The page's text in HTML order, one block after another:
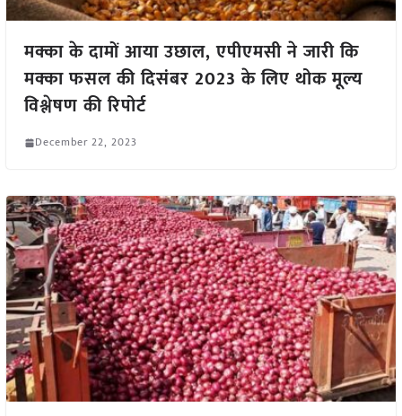
मक्का के दामों आया उछाल, एपीएमसी ने जारी कि
मक्का फसल की दिसंबर 2023 के लिए थोक मूल्य
विश्लेषण की रिपोर्ट
December 22, 2023